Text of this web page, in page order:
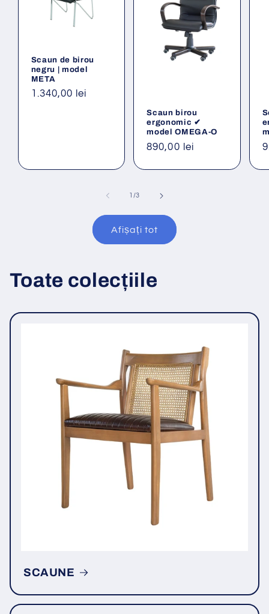
Scaun de birou
negru | model
META
Preț
1.340,00 lei
Scaun birou
ergonomic ✔
model OMEGA-O
Preț
890,00 lei
1 /din
3
Afișați tot
Toate colecțiile
SCAUNE